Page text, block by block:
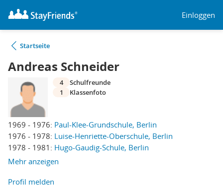
Einloggen
Startseite
Andreas Schneider
1969 - 1976: Paul-Klee-Grundschule, Berlin
1976 - 1978: Luise-Henriette-Oberschule, Berlin
1978 - 1981: Hugo-Gaudig-Schule, Berlin
Mehr anzeigen
4
Schulfreunde
1
Klassenfoto
Profil melden